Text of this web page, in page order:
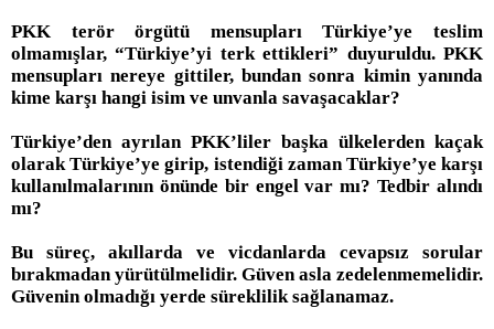
PKK terör örgütü mensupları Türkiye’ye teslim
olmamışlar, “Türkiye’yi terk ettikleri” duyuruldu. PKK
mensupları nereye gittiler, bundan sonra kimin yanında
kime karşı hangi isim ve unvanla savaşacaklar?
Türkiye’den ayrılan PKK’liler başka ülkelerden kaçak
olarak Türkiye’ye girip, istendiği zaman Türkiye’ye karşı
kullanılmalarının önünde bir engel var mı? Tedbir alındı
mı?
Bu süreç, akıllarda ve vicdanlarda cevapsız sorular
bırakmadan yürütülmelidir. Güven asla zedelenmemelidir.
Güvenin olmadığı yerde süreklilik sağlanamaz.